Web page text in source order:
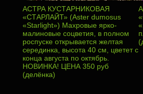
АСТРА КУСТАРНИКОВАЯ
«СТАРЛАЙТ» (Aster dumosus
«Starlight») Махровые ярко-
малиновые соцветия, в полном
роспуске открывается желтая
серединка, высота 40 см, цветет с
конца августа по октябрь.
НОВИНКА! ЦЕНА 350 руб
(делёнка)